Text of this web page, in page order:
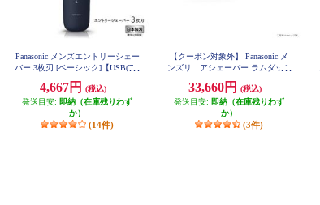
Panasonic メンズエントリーシェー
バー 3枚刃 [ベーシック]【USB(Typ
T1AU-A
4,667円
(税込)
発送目安: 即納（在庫残りわず
か）
(14件)
【クーポン対象外】 Panasonic メ
ンズリニアシェーバー ラムダッシ
お風呂剃り可/マットブラック】 E
S-PV3A-K
33,660円
(税込)
発送目安: 即納（在庫残りわず
か）
(3件)